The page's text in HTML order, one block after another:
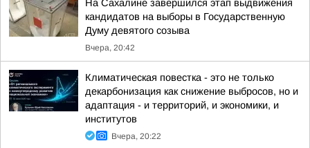
На Сахалине завершился этап выдвижения
кандидатов на выборы в Государственную
Думу девятого созыва
Вчера, 20:42
Климатическая повестка - это не только
декарбонизация как снижение выбросов, но и
адаптация - и территорий, и экономики, и
институтов
Вчера, 20:22